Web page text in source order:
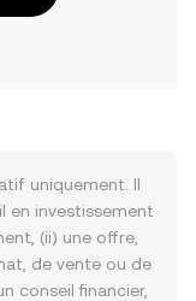
uniquement. Il
en investissement
(ii) une offre,
de vente ou de
conseil financier,